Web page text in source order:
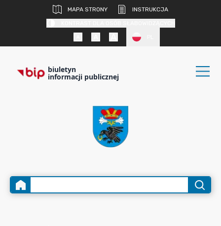
MAPA STRONY
INSTRUKCJA
biuletyn
informacji publicznej